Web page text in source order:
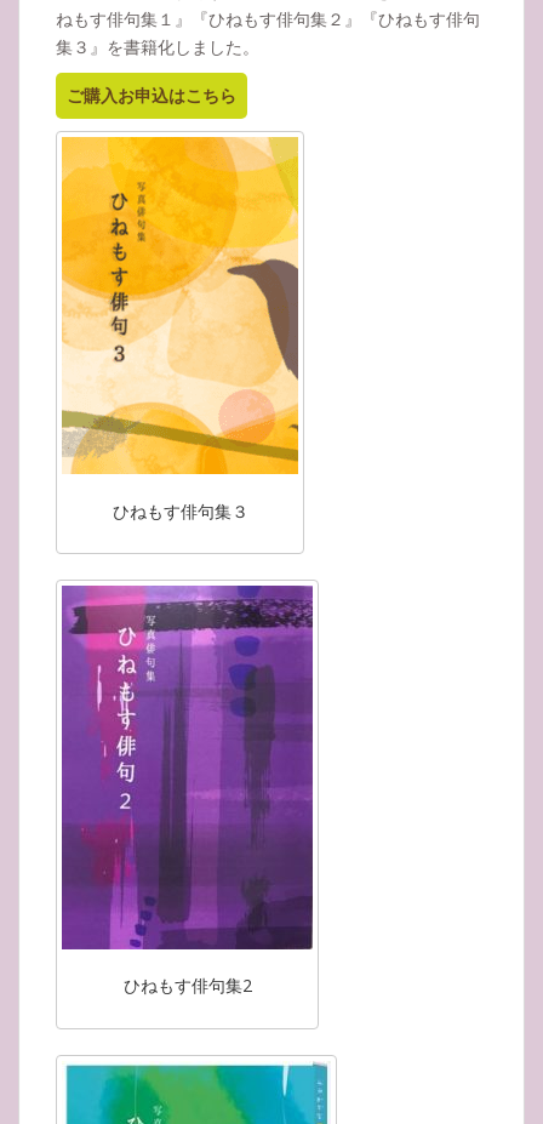
ねもす俳句集１』『ひねもす俳句集２』『ひねもす俳句
集３』を書籍化しました。
ご購入お申込はこちら
ひねもす俳句集３
ひねもす俳句集2